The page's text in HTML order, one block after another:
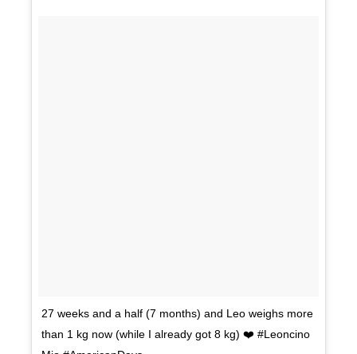
27 weeks and a half (7 months) and Leo weighs more
than 1 kg now (while I already got 8 kg) ❤️ #Leoncino